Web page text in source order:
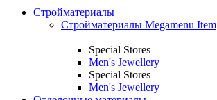
Стройматериалы
Стройматериалы Megamenu Item
Special Stores
Men's Jewellery
Special Stores
Men's Jewellery